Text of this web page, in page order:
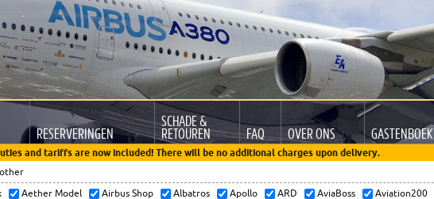
RESERVERINGEN
SCHADE &
RETOUREN FAQ OVER ONS GASTENBOEK
and tariffs are now included! There will be no additional charges upon delivery.
other
Aether Model Airbus Shop Albatros Apollo ARD AviaBoss Aviation200